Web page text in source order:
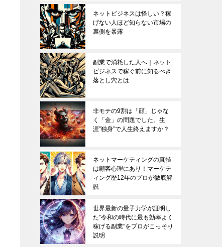
ネットビジネスは怪しい？稼
げない人ほど知らない市場の
裏側を暴露
副業で消耗した人へ｜ネット
ビジネスで稼ぐ前に知るべき
落とし穴とは
非モテの9割は「顔」じゃな
く「金」の問題でした。生
涯”独身”で人生終えますか？
ネットマーケティングの真髄
は顧客心理にあり！マーケテ
ィング歴12年のプロが徹底解
説
世界最新の量子力学が証明し
た”令和の時代に最も効率よく
稼げる副業”をプロがこっそり
説明